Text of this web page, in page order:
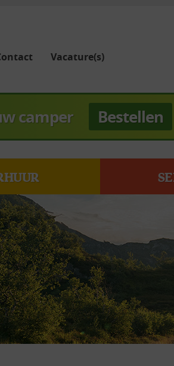
Vacature(s)
camper Bestellen